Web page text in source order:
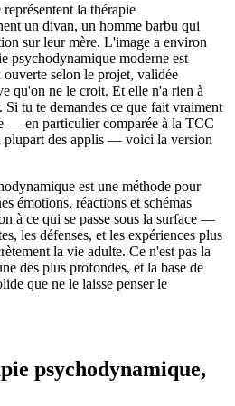
la thérapie
un divan, un homme barbu qui
sur leur mère. L'image a environ
psychodynamique moderne est
selon le projet, validée
qu'on ne le croit. Et elle n'a rien à
tu te demandes ce que fait vraiment
— en particulier comparée à la TCC
plupart des applis — voici la version
est une méthode pour
émotions, réactions et schémas
à ce qui se passe sous la surface —
les défenses, et les expériences plus
la vie adulte. Ce n'est pas la
des plus profondes, et la base de
que ne le laisse penser le
psychodynamique,